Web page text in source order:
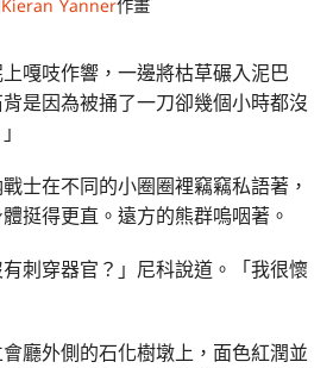
Kieran Yanner作畫
嘎吱作響，一邊將枯草碾入泥巴
是因為被捅了一刀卻幾個小時都沒
士在不同的小圈圈裡竊竊私語著，
挺得更直。遠方的熊群嗚咽著。
有刺穿器官？」尼科說道。「我很懷
廳外側的石化樹墩上，面色紅潤並